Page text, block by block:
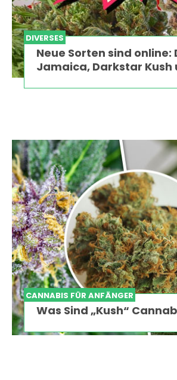
DIVERSES
Neue Sorten sind online:
Jamaica, Darkstar Kush
CANNABIS FÜR ANFÄNGER
Was Sind „Kush“